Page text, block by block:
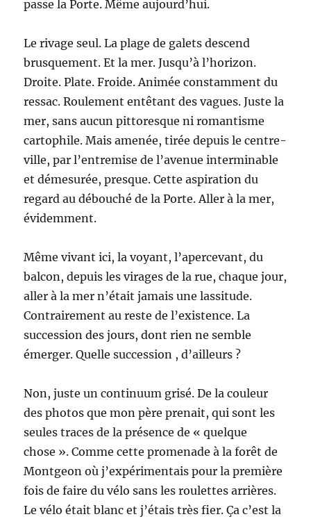
passe la Porte. Même aujourd’hui.
Le rivage seul. La plage de galets descend
brusquement. Et la mer. Jusqu’à l’horizon.
Droite. Plate. Froide. Animée constamment du
ressac. Roulement entêtant des vagues. Juste la
mer, sans aucun pittoresque ni romantisme
cartophile. Mais amenée, tirée depuis le centre-
ville, par l’entremise de l’avenue interminable
et démesurée, presque. Cette aspiration du
regard au débouché de la Porte. Aller à la mer,
évidemment.
Même vivant ici, la voyant, l’apercevant, du
balcon, depuis les virages de la rue, chaque jour,
aller à la mer n’était jamais une lassitude.
Contrairement au reste de l’existence. La
succession des jours, dont rien ne semble
émerger. Quelle succession , d’ailleurs ?
Non, juste un continuum grisé. De la couleur
des photos que mon père prenait, qui sont les
seules traces de la présence de « quelque
chose ». Comme cette promenade à la forêt de
Montgeon où j’expérimentais pour la première
fois de faire du vélo sans les roulettes arrières.
Le vélo était blanc et j’étais très fier. Ça c’est la